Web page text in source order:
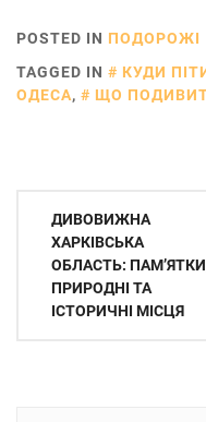
POSTED IN ПОДОРОЖІ
TAGGED IN
КУДИ
ОДЕСА, ЩО
Навігація
записів
ДИВОВИЖНА
ХАРКІВСЬКА
ОБЛАСТЬ:
ПРИРОДНІ ТА
ІСТОРИЧНІ МІСЦЯ